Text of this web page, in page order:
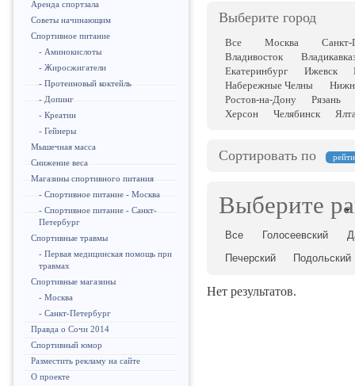
Аренда спортзала
Советы начинающим
Спортивное питание
- Аминокислоты
- Жиросжигатели
- Протеиновый коктейль
- Допинг
- Креатин
- Гейнеры
Мышечная масса
Снижение веса
Магазины спортивного питания
- Спортивное питание - Москва
- Спортивное питание - Санкт-
Петербург
Спортивные травмы
- Первая медицинская помощь при
травмах
Спортивные магазины
- Москва
- Санкт-Петербург
Правда о Сочи 2014
Спортивный юмор
Разместить рекламу на сайте
О проекте
Выберите город
Все Москва
Санкт-
Владивосток
Екатеринбург
Ижевск
Набережные Челны
Ростов-на-Дону
Рязань
Херсон
Челябинск
Сортировать по
Выберите
Все Голосеевский
Печерский
Подольский
Нет результатов.